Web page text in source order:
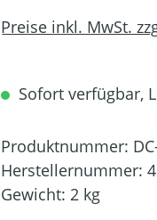
Preise inkl. MwSt.
Sofort verfügbar,
Produktnummer:
Herstellernummer:
Gewicht: 2 kg